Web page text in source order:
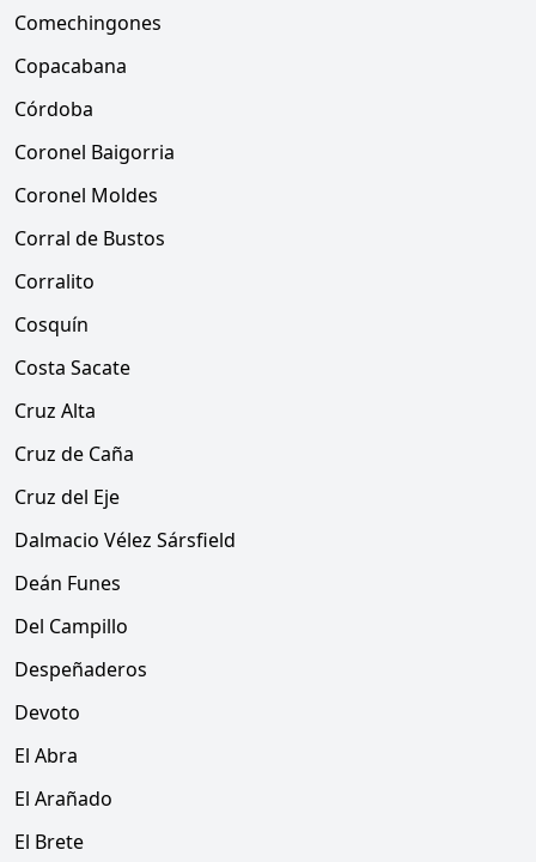
Comechingones
Copacabana
Córdoba
Coronel Baigorria
Coronel Moldes
Corral de Bustos
Corralito
Cosquín
Costa Sacate
Cruz Alta
Cruz de Caña
Cruz del Eje
Dalmacio Vélez Sársfield
Deán Funes
Del Campillo
Despeñaderos
Devoto
El Abra
El Arañado
El Brete